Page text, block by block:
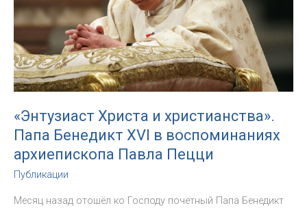
«Энтузиаст Христа и христианства».
Папа Бенедикт XVI в воспоминаниях
архиепископа Павла Пецци
Публикации
Месяц назад отошёл ко Господу почетный Папа Бенедикт